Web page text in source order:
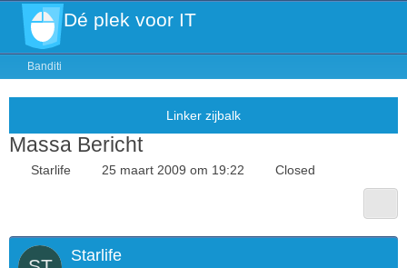
Dé plek voor IT
Banditi
Massa Bericht
Starlife 25 maart 2009 om 19:22 Closed
Starlife